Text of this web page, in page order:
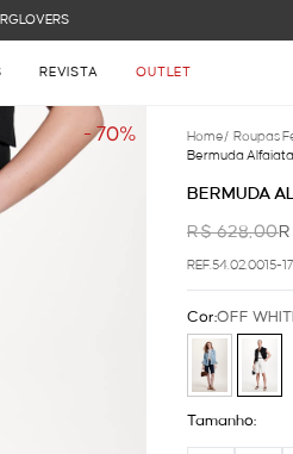
899
REVISTA OUTLET
- 70% Home/ Roupas
Bermuda
BERMUDA
R$ 628,00
REF.54.02.0015-
Cor:OFF
Tamanho: